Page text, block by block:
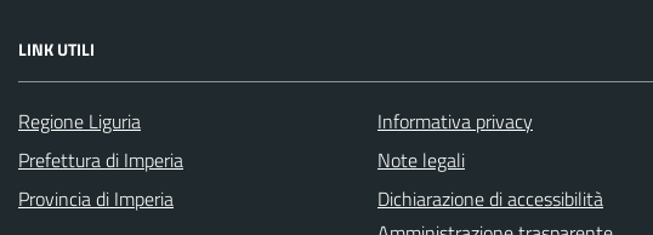
LINK UTILI
Regione Liguria
Prefettura di Imperia
Provincia di Imperia
Informativa privacy
Note legali
Dichiarazione di accessibilità